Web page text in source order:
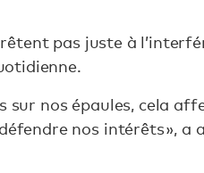
pas juste à
sur nos épaules, cela
nos intérêts », a